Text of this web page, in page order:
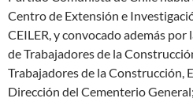
Centro de Extensión e
CEILER, y convocado además
de Trabajadores de la
Trabajadores de la Construcción,
Dirección del Cementerio